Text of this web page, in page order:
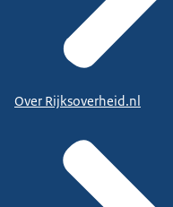
Over Rijksoverheid.nl